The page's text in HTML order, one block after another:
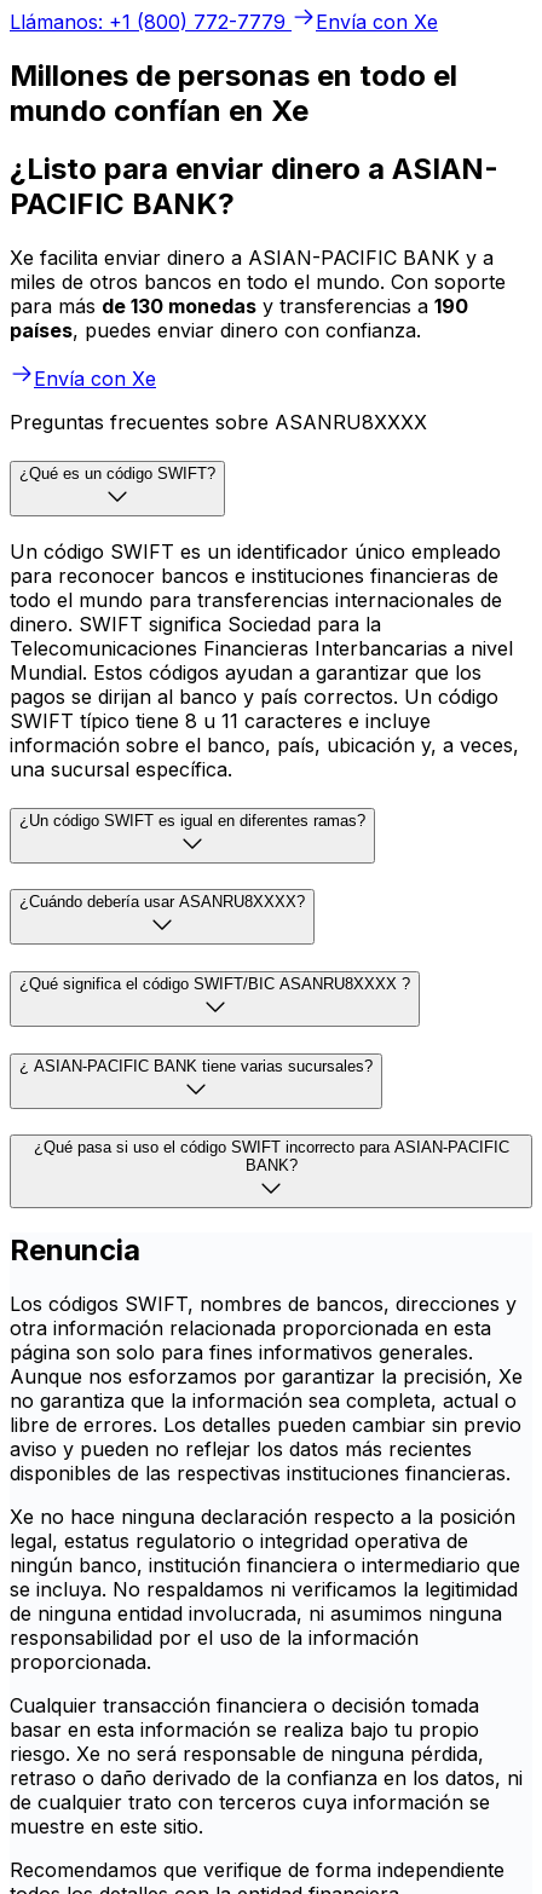
Llámanos: +1 (800) 772-7779
Envía con Xe
Millones de personas en todo el
mundo confían en Xe
¿Listo para enviar dinero a ASIAN-
PACIFIC BANK?
Xe facilita enviar dinero a ASIAN-PACIFIC BANK y a
miles de otros bancos en todo el mundo. Con soporte
para más de 130 monedas y transferencias a 190
países, puedes enviar dinero con confianza.
Envía con Xe
Preguntas frecuentes sobre ASANRU8XXXX
¿Qué es un código SWIFT?
Un código SWIFT es un identificador único empleado
para reconocer bancos e instituciones financieras de
todo el mundo para transferencias internacionales de
dinero. SWIFT significa Sociedad para la
Telecomunicaciones Financieras Interbancarias a nivel
Mundial. Estos códigos ayudan a garantizar que los
pagos se dirijan al banco y país correctos. Un código
SWIFT típico tiene 8 u 11 caracteres e incluye
información sobre el banco, país, ubicación y, a veces,
una sucursal específica.
¿Un código SWIFT es igual en diferentes ramas?
¿Cuándo debería usar ASANRU8XXXX?
¿Qué significa el código SWIFT/BIC ASANRU8XXXX ?
¿ ASIAN-PACIFIC BANK tiene varias sucursales?
¿Qué pasa si uso el código SWIFT incorrecto para ASIAN-PACIFIC
BANK?
Renuncia
Los códigos SWIFT, nombres de bancos, direcciones y
otra información relacionada proporcionada en esta
página son solo para fines informativos generales.
Aunque nos esforzamos por garantizar la precisión, Xe
no garantiza que la información sea completa, actual o
libre de errores. Los detalles pueden cambiar sin previo
aviso y pueden no reflejar los datos más recientes
disponibles de las respectivas instituciones financieras.
Xe no hace ninguna declaración respecto a la posición
legal, estatus regulatorio o integridad operativa de
ningún banco, institución financiera o intermediario que
se incluya. No respaldamos ni verificamos la legitimidad
de ninguna entidad involucrada, ni asumimos ninguna
responsabilidad por el uso de la información
proporcionada.
Cualquier transacción financiera o decisión tomada
basar en esta información se realiza bajo tu propio
riesgo. Xe no será responsable de ninguna pérdida,
retraso o daño derivado de la confianza en los datos, ni
de cualquier trato con terceros cuya información se
muestre en este sitio.
Recomendamos que verifique de forma independiente